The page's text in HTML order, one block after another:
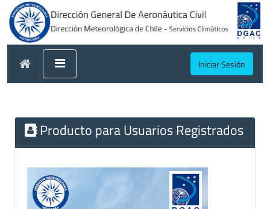
Iniciar Sesión
Producto para Usuarios Registrados